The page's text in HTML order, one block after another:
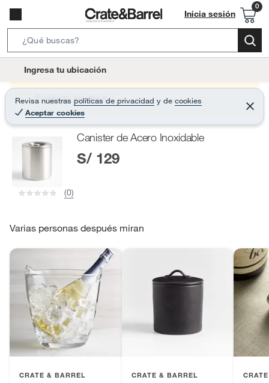
Inicia sesión
e
r
c
B
t
o
Ingresa tu ubicación
Revisa nuestras políticas de privacidad y de cookies
Aceptar cookies
C
e
r
Producto sin stock :(
Canister de Acero Inoxidable
S/ 129
(0)
Varias personas después miran
CRATE & BARREL CRATE & BARREL